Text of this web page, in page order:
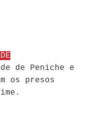
de Peniche e
os presos